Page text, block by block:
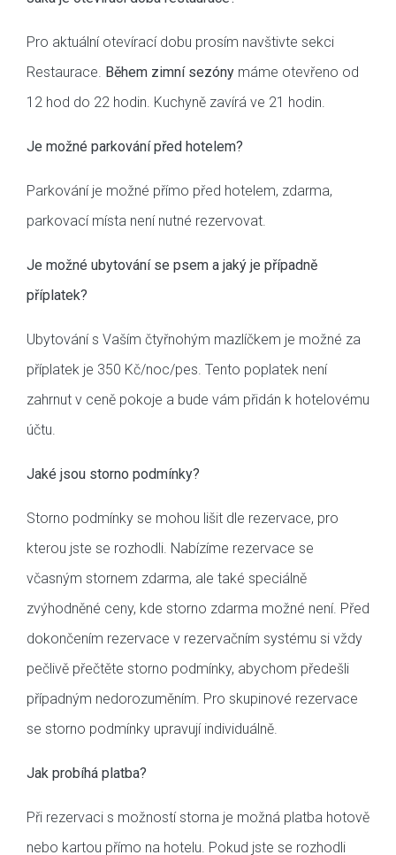
Pro aktuální otevírací dobu prosím navštivte sekci
Restaurace. Během zimní sezóny máme otevřeno od
12 hod do 22 hodin. Kuchyně zavírá ve 21 hodin.
Je možné parkování před hotelem?
Parkování je možné přímo před hotelem, zdarma,
parkovací místa není nutné rezervovat.
Je možné ubytování se psem a jaký je případně
příplatek?
Ubytování s Vaším čtyřnohým mazlíčkem je možné za
příplatek je 350 Kč/noc/pes. Tento poplatek není
zahrnut v ceně pokoje a bude vám přidán k hotelovému
účtu.
Jaké jsou storno podmínky?
Storno podmínky se mohou lišit dle rezervace, pro
kterou jste se rozhodli. Nabízíme rezervace se
včasným stornem zdarma, ale také speciálně
zvýhodněné ceny, kde storno zdarma možné není. Před
dokončením rezervace v rezervačním systému si vždy
pečlivě přečtěte storno podmínky, abychom předešli
případným nedorozuměním. Pro skupinové rezervace
se storno podmínky upravují individuálně.
Jak probíhá platba?
Při rezervaci s možností storna je možná platba hotově
nebo kartou přímo na hotelu. Pokud jste se rozhodli